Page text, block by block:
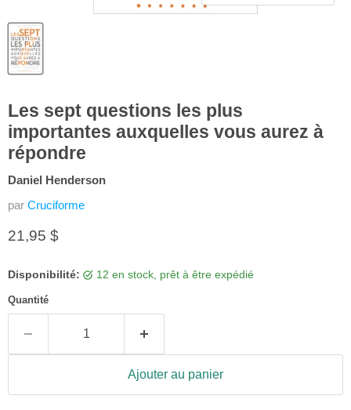
Les sept questions les plus
importantes auxquelles vous aurez à
répondre
Daniel Henderson
par Cruciforme
Prix actuel
21,95 $
Disponibilité: 12 en stock, prêt à être expédié
Quantité
Ajouter au panier